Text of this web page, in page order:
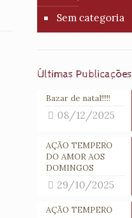
Sem categoria
Últimas Publicações
Bazar de natal!!!!!
08/12/2025
AÇÃO TEMPERO
DO AMOR AOS
DOMINGOS
29/10/2025
AÇÃO TEMPERO